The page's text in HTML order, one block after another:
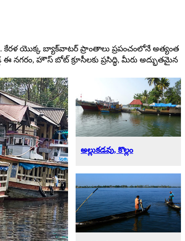
యొక్క బ్యాక్‌వాటర్ ప్రాంతాలు ప్రపంచంలోనే అత్యంత
నగరం, హౌస్ బోట్ క్రూసీలకు ప్రసిద్ధి, మీరు అద్భుతమైన
అల్లుకడవు, కొల్లం